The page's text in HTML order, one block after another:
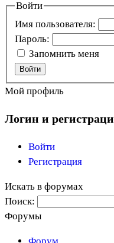
Войти
Имя пользователя:
Пароль:
Запомнить меня
Войти
Мой профиль
Логин и
Войти
Регистрация
Искать в форумах
Поиск:
Форумы
Форум